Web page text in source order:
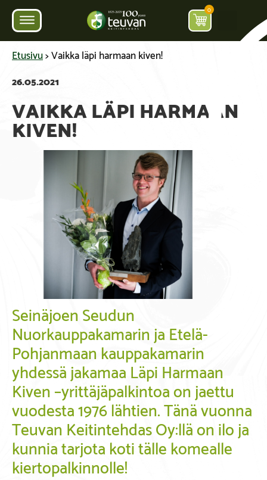
0
Etusivu>Vaikka läpi harmaan kiven!
26.05.2021
VAIKKA LÄPI HARMAAN
KIVEN!
Seinäjoen Seudun
Nuorkauppakamarin ja Etelä-
Pohjanmaan kauppakamarin
yhdessä jakamaa Läpi Harmaan
Kiven –yrittäjäpalkintoa on jaettu
vuodesta 1976 lähtien. Tänä vuonna
Teuvan Keitintehdas Oy:llä on ilo ja
kunnia tarjota koti tälle komealle
kiertopalkinnolle!